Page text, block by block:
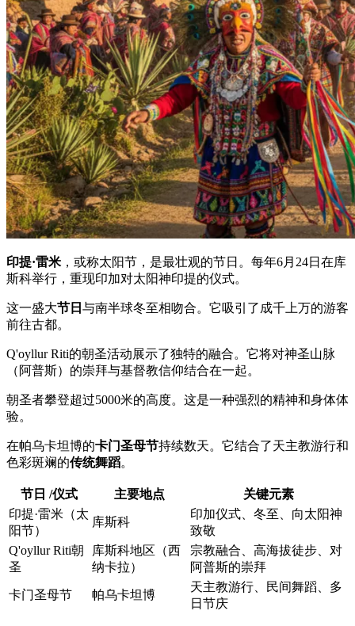
印提·雷米 ，或称太阳节，是最壮观的节日。每年6月24日在库
斯科举行，重现印加对太阳神印提的仪式。
这一盛大节日 与南半球冬至相吻合。它吸引了成千上万的游客
前往古都。
Q'oyllur Riti的朝圣活动展示了独特的融合。它将对神圣山脉
（阿普斯）的崇拜与基督教信仰结合在一起。
朝圣者攀登超过5000米的高度。这是一种强烈的精神和身体体
验。
在帕乌卡坦博的卡门圣母节持续数天。它结合了天主教游行和
色彩斑斓的传统舞蹈。
节日 /仪式 主要地点
关键元素
印提·雷米（太
阳节）
库斯科
印加仪式、冬至、向太阳神
致敬
Q'oyllur Riti朝
圣
库斯科地区（西
纳卡拉）
宗教融合、高海拔徒步、对
阿普斯的崇拜
卡门圣母节 帕乌卡坦博
天主教游行、民间舞蹈、多
日节庆